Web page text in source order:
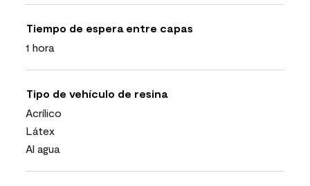
Tiempo de espera entre capas
1 hora
Tipo de vehículo de resina
Acrílico
Látex
Al agua